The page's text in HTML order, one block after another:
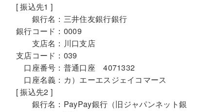
[ 振込先1 ]
銀行名： 三井住友銀行銀行
銀行コード： 0009
支店名： 川口支店
支店コード： 039
口座番号： 普通口座 4071332
口座名義： カ）エーエスジェイコマース
[ 振込先2 ]
銀行名： PayPay銀行（旧ジャパンネット銀